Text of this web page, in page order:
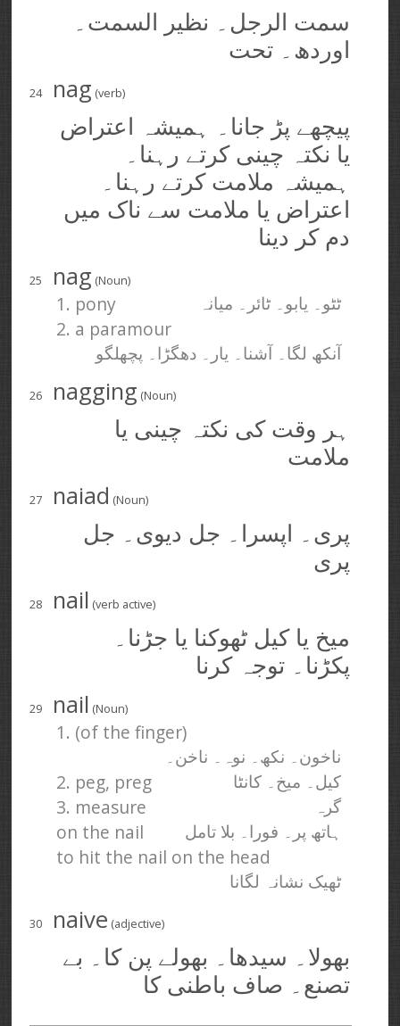
سمت الرجل۔ نظیر السمت۔
اوردھ۔ تحت
24 nag (verb)
پیچھے پڑ جانا۔ ہمیشہ اعتراض
یا نکتہ چینی کرتے رہنا۔
ہمیشہ ملامت کرتے رہنا۔
اعتراض یا ملامت سے ناک میں
دم کر دینا
25 nag (Noun)
1. pony ٹٹو۔ یابو۔ ٹائر۔ میانہ
2. a paramour
آنکھ لگا۔ آشنا۔ یار۔ دھگڑا۔ پچھلگو
26 nagging (Noun)
ہر وقت کی نکتہ چینی یا
ملامت
27 naiad (Noun)
پری۔ اپسرا۔ جل دیوی۔ جل
پری
28 nail (verb active)
میخ یا کیل ٹھوکنا یا جڑنا۔
پکڑنا۔ توجہ کرنا
29 nail (Noun)
1. (of the finger)
ناخون۔ نکھ۔ نوہ۔ ناخن۔
2. peg, preg کیل۔ میخ۔ کانٹا
3. measure گرہ
on the nail ہاتھ پر۔ فورا۔ بلا تامل
to hit the nail on the head
ٹھیک نشانہ لگانا
30 naive (adjective)
بھولا۔ سیدھا۔ بھولے پن کا۔ بے
تصنع۔ صاف باطنی کا